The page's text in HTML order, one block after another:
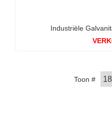
Industriële
Toon #